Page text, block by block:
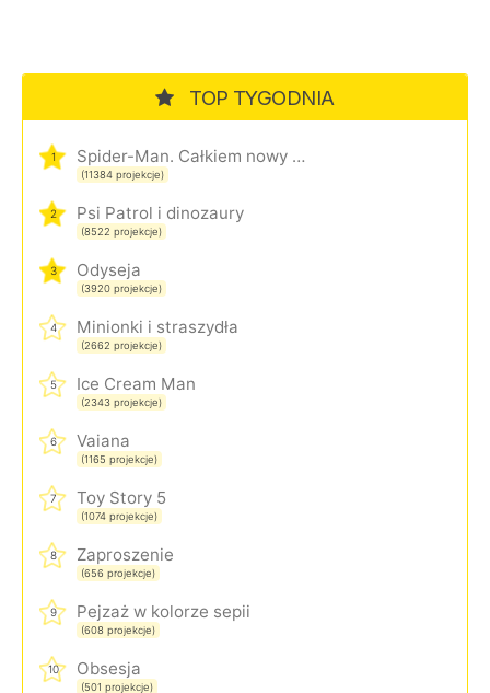
TOP TYGODNIA
1 Spider-Man. Całkiem nowy dzień
(11384 projekcje)
2 Psi Patrol i dinozaury
(8522 projekcje)
3 Odyseja
(3920 projekcje)
4 Minionki i straszydła
(2662 projekcje)
5 Ice Cream Man
(2343 projekcje)
6 Vaiana
(1165 projekcje)
7 Toy Story 5
(1074 projekcje)
8 Zaproszenie
(656 projekcje)
9 Pejzaż w kolorze sepii
(608 projekcje)
10 Obsesja
(501 projekcje)